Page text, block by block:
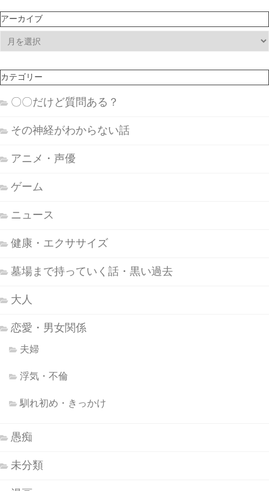
アーカイブ
ー
イ
カテゴリー
〇〇だけど質問ある？
その神経がわからない話
アニメ・声優
ゲーム
ニュース
健康・エクササイズ
墓場まで持っていく話・黒い過去
大人
恋愛・男女関係
夫婦
浮気・不倫
馴れ初め・きっかけ
愚痴
未分類